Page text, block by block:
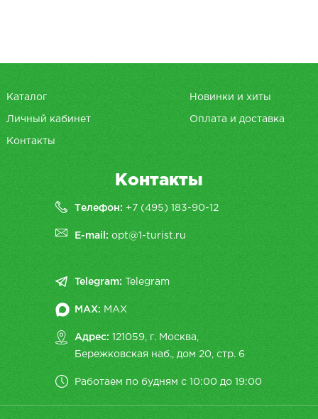
Каталог Новинки и хиты
Личный кабинет Оплата и доставка
Контакты
Контакты
Телефон: +7 (495) 183-90-12
E-mail:opt@1-turist.ru
Telegram: Telegram
MAX: MAX
Адрес: 121059, г. Москва,
Бережковская наб., дом 20, cтр. 6
Работаем по будням с 10:00 до 19:00